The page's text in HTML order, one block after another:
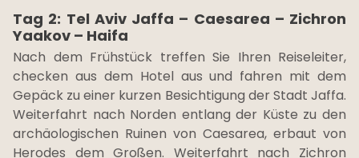
Tag 2: Tel Aviv Jaffa – Caesarea – Zichron
Yaakov – Haifa
Nach dem Frühstück treffen Sie Ihren Reiseleiter,
checken aus dem Hotel aus und fahren mit dem
Gepäck zu einer kurzen Besichtigung der Stadt Jaffa.
Weiterfahrt nach Norden entlang der Küste zu den
archäologischen Ruinen von Caesarea, erbaut von
Herodes dem Großen. Weiterfahrt nach Zichron